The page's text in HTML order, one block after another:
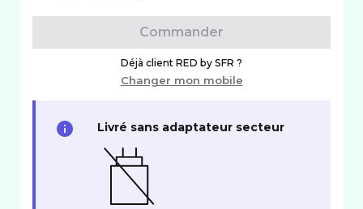
Commander
Déjà client RED by SFR ?
Changer mon mobile
Livré sans adaptateur secteur